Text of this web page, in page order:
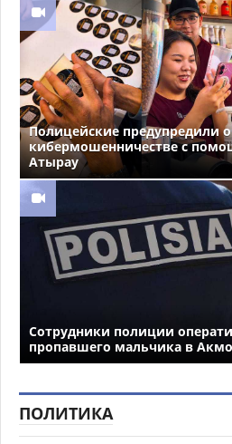
Полицейские предупредили о
кибермошенничестве с
Атырау
Сотрудники полиции
пропавшего мальчика в
ПОЛИТИКА